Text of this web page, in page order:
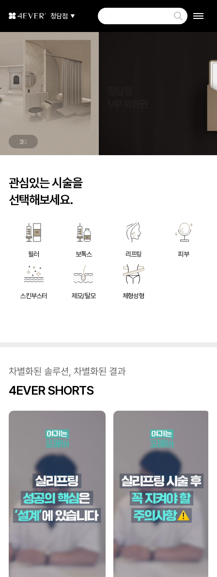
청담점
청담점
VIP 회원권
등급별 혜택 안내
33
관심있는 시술을
선택해보세요.
필러 보톡스 리프팅 피부
스킨부스터 제모/탈모 체형성형
차별화된 솔루션, 차별화된 결과
4EVER SHORTS